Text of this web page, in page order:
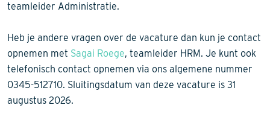
teamleider Administratie.
Heb je andere vragen over de vacature dan kun je contact
opnemen met Sagai Roege, teamleider HRM. Je kunt ook
telefonisch contact opnemen via ons algemene nummer
0345-512710. Sluitingsdatum van deze vacature is 31
augustus 2026.